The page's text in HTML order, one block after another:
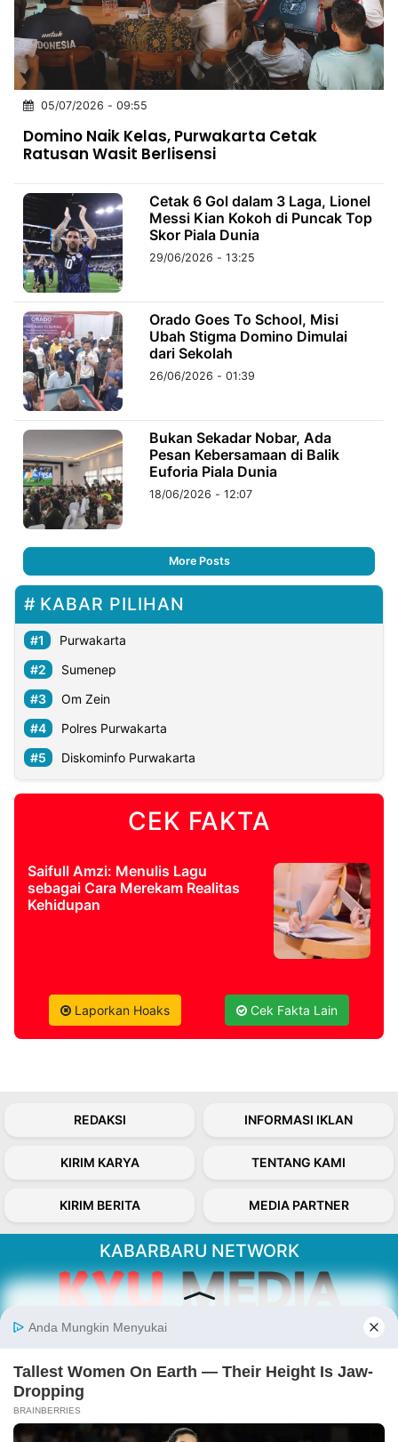
05/07/2026 - 09:55
Domino Naik Kelas, Purwakarta Cetak
Ratusan Wasit Berlisensi
Cetak 6 Gol dalam 3 Laga, Lionel
Messi Kian Kokoh di Puncak Top
Skor Piala Dunia
29/06/2026 - 13:25
Orado Goes To School, Misi
Ubah Stigma Domino Dimulai
dari Sekolah
26/06/2026 - 01:39
Bukan Sekadar Nobar, Ada
Pesan Kebersamaan di Balik
Euforia Piala Dunia
18/06/2026 - 12:07
More Posts
KABAR PILIHAN
Purwakarta
Sumenep
Om Zein
Polres Purwakarta
Diskominfo Purwakarta
CEK FAKTA
Saifull Amzi: Menulis Lagu
sebagai Cara Merekam Realitas
Kehidupan
Laporkan Hoaks Cek Fakta Lain
REDAKSI INFORMASI IKLAN
KIRIM KARYA TENTANG KAMI
KIRIM BERITA MEDIA PARTNER
KABARBARU NETWORK